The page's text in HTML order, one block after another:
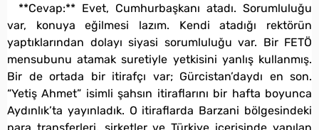
**Cevap:** Evet, Cumhurbaşkanı atadı. Sorumluluğu
var, konuya eğilmesi lazım. Kendi atadığı rektörün
yaptıklarından dolayı siyasi sorumluluğu var. Bir FETÖ
mensubunu atamak suretiyle yetkisini yanlış kullanmış.
Bir de ortada bir itirafçı var; Gürcistan’daydı en son.
“Yetiş Ahmet” isimli şahsın itiraflarını bir hafta boyunca
Aydınlık’ta yayınladık. O itiraflarda Barzani bölgesindeki